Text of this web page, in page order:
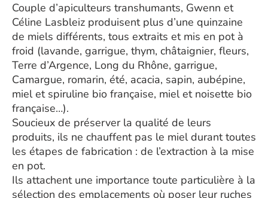
Couple d’apiculteurs transhumants, Gwenn et
Céline Lasbleiz produisent plus d’une quinzaine
de miels différents, tous extraits et mis en pot à
froid (lavande, garrigue, thym, châtaignier, fleurs,
Terre d’Argence, Long du Rhône, garrigue,
Camargue, romarin, été, acacia, sapin, aubépine,
miel et spiruline bio française, miel et noisette bio
française…).
Soucieux de préserver la qualité de leurs
produits, ils ne chauffent pas le miel durant toutes
les étapes de fabrication : de l’extraction à la mise
en pot.
Ils attachent une importance toute particulière à la
sélection des emplacements où poser leur ruches